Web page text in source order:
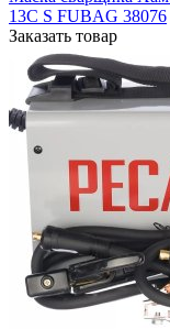
13C S FUBAG 38076
Заказать товар